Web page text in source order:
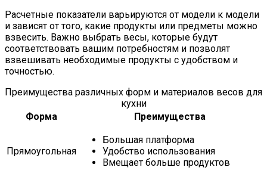
Расчетные показатели варьируются от модели к модели
и зависят от того, какие продукты или предметы можно
взвесить. Важно выбрать весы, которые будут
соответствовать вашим потребностям и позволят
взвешивать необходимые продукты с удобством и
точностью.
Преимущества различных форм и материалов весов для
кухни
Форма
Преимущества
Прямоугольная
Большая платформа
Удобство использования
Вмещает больше продуктов